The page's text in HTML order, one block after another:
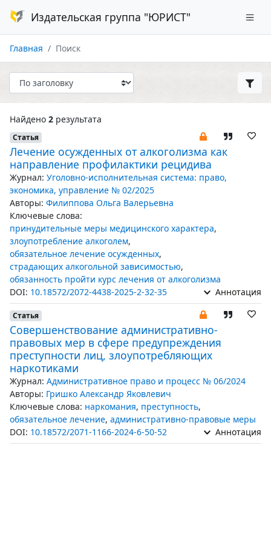
Издательская группа "ЮРИСТ"
Главная Поиск
Найдено 2 результата
Статья
Лечение осужденных от алкоголизма как
направление профилактики рецидива
Журнал: Уголовно-исполнительная система: право,
экономика, управление № 02/2025
Авторы: Филиппова Ольга Валерьевна
Ключевые слова:
принудительные меры медицинского характера,
злоупотребление алкоголем,
обязательное лечение осужденных,
страдающих алкогольной зависимостью,
обязанность пройти курс лечения от алкоголизма
DOI: 10.18572/2072-4438-2025-2-32-35 Аннотация
Статья
Совершенствование административно-
правовых мер в сфере предупреждения
преступности лиц, злоупотребляющих
наркотиками
Журнал: Административное право и процесс № 06/2024
Авторы: Гришко Александр Яковлевич
Ключевые слова: наркомания, преступность,
обязательное лечение, административно-правовые меры
DOI: 10.18572/2071-1166-2024-6-50-52 Аннотация